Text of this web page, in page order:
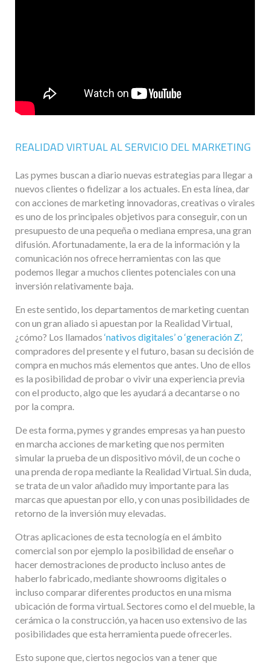
REALIDAD VIRTUAL AL SERVICIO DEL MARKETING
Las pymes buscan a diario nuevas estrategias para llegar a
nuevos clientes o fidelizar a los actuales. En esta línea, dar
con acciones de marketing innovadoras, creativas o virales
es uno de los principales objetivos para conseguir, con un
presupuesto de una pequeña o mediana empresa, una gran
difusión. Afortunadamente, la era de la información y la
comunicación nos ofrece herramientas con las que
podemos llegar a muchos clientes potenciales con una
inversión relativamente baja.
En este sentido, los departamentos de marketing cuentan
con un gran aliado si apuestan por la Realidad Virtual,
¿cómo? Los llamados ‘nativos digitales’ o ‘generación Z’,
compradores del presente y el futuro, basan su decisión de
compra en muchos más elementos que antes. Uno de ellos
es la posibilidad de probar o vivir una experiencia previa
con el producto, algo que les ayudará a decantarse o no
por la compra.
De esta forma, pymes y grandes empresas ya han puesto
en marcha acciones de marketing que nos permiten
simular la prueba de un dispositivo móvil, de un coche o
una prenda de ropa mediante la Realidad Virtual. Sin duda,
se trata de un valor añadido muy importante para las
marcas que apuestan por ello, y con unas posibilidades de
retorno de la inversión muy elevadas.
Otras aplicaciones de esta tecnología en el ámbito
comercial son por ejemplo la posibilidad de enseñar o
hacer demostraciones de producto incluso antes de
haberlo fabricado, mediante showrooms digitales o
incluso comparar diferentes productos en una misma
ubicación de forma virtual. Sectores como el del mueble, la
cerámica o la construcción, ya hacen uso extensivo de las
posibilidades que esta herramienta puede ofrecerles.
Esto supone que, ciertos negocios van a tener que